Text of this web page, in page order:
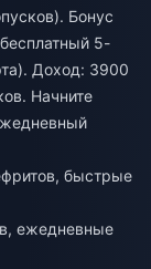
Бонус
5-
Доход: 3900
Начните
быстрые
ежедневные